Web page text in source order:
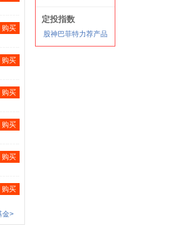
购买
购买
购买
购买
购买
购买
金>